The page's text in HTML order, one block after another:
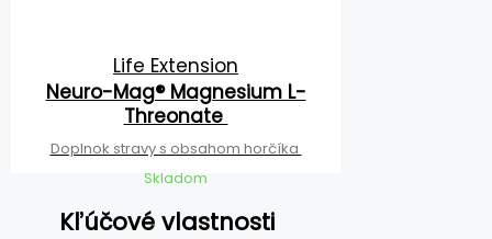
Life Extension
Neuro-Mag® Magnesium L-
Threonate
Doplnok stravy s obsahom horčíka
Skladom
Kľúčové vlastnosti